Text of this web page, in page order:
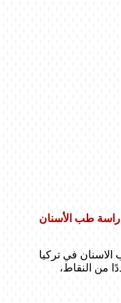
طب الأسنان
في تركيا
من النقاط،